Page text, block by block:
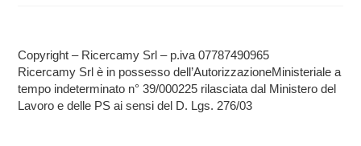
Copyright – Ricercamy Srl – p.iva 07787490965
Ricercamy Srl è in possesso dell’AutorizzazioneMinisteriale a
tempo indeterminato n° 39/000225 rilasciata dal Ministero del
Lavoro e delle PS ai sensi del D. Lgs. 276/03